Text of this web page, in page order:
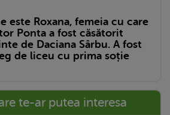
este Roxana, femeia cu care
Ponta a fost căsătorit
de Daciana Sârbu. A fost
de liceu cu prima soție
te-ar putea interesa